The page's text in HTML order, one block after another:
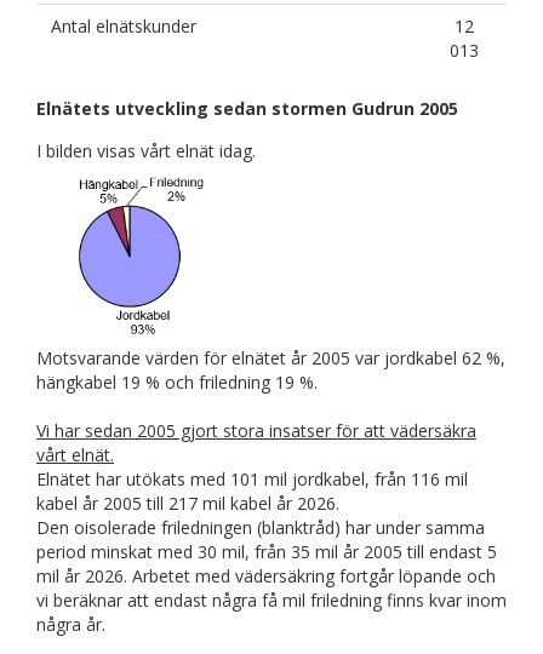
Antal elnätskunder
12
013
Elnätets utveckling sedan stormen Gudrun 2005
I bilden visas vårt elnät idag.
Motsvarande värden för elnätet år 2005 var jordkabel 62 %,
hängkabel 19 % och friledning 19 %.
Vi har sedan 2005 gjort stora insatser för att vädersäkra
vårt elnät.
Elnätet har utökats med 101 mil jordkabel, från 116 mil
kabel år 2005 till 217 mil kabel år 2026.
Den oisolerade friledningen (blanktråd) har under samma
period minskat med 30 mil, från 35 mil år 2005 till endast 5
mil år 2026. Arbetet med vädersäkring fortgår löpande och
vi beräknar att endast några få mil friledning finns kvar inom
några år.